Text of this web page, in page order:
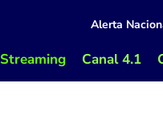
Alerta
Streaming Canal 4.1